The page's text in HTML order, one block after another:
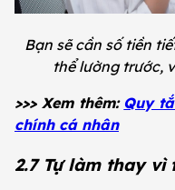
Bạn sẽ cần số tiền
thể lường trước,
>>> Xem thêm: Quy
chính cá nhân
2.7 Tự làm thay